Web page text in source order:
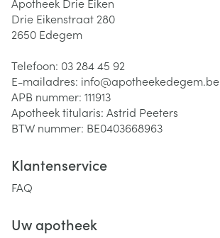
Drie Eikenstraat 280
2650 Edegem
Telefoon: 03 284 45 92
E-mailadres: info@apotheekedegem.be
APB nummer: 111913
Apotheek titularis: Astrid Peeters
BTW nummer: BE0403668963
Klantenservice
FAQ
Uw apotheek